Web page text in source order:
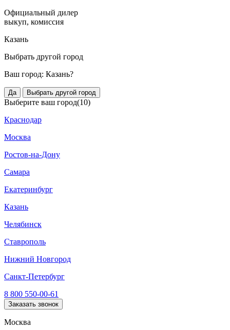
Официальный дилер
выкуп, комиссия
Казань
Выбрать другой город
Ваш город: Казань?
Да Выбрать другой город
Выберите ваш город(10)
Краснодар
Москва
Ростов-на-Дону
Самара
Екатеринбург
Казань
Челябинск
Ставрополь
Нижний Новгород
Санкт-Петербург
8 800 550-00-61
Заказать звонок
Москва